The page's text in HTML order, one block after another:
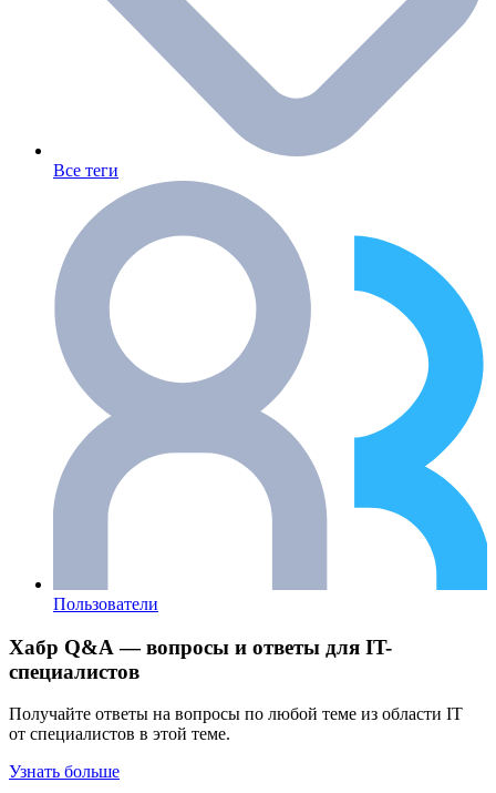
Все теги
Пользователи
Хабр Q&A — вопросы и ответы для IT-
специалистов
Получайте ответы на вопросы по любой теме из области IT
от специалистов в этой теме.
Узнать больше